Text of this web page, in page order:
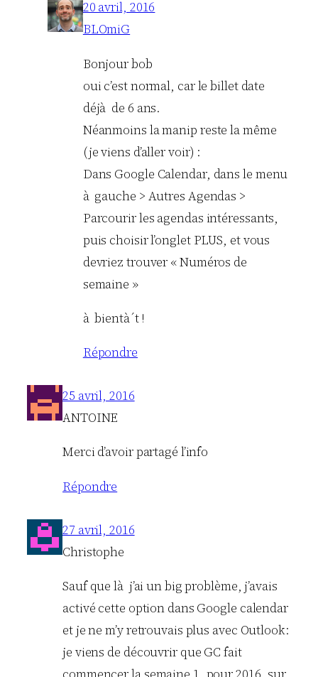
20 avril, 2016
BLOmiG
Bonjour bob
oui c’est normal, car le billet date
déjà de 6 ans.
Néanmoins la manip reste la même
(je viens d’aller voir) :
Dans Google Calendar, dans le menu
à gauche > Autres Agendas >
Parcourir les agendas intéressants,
puis choisir l’onglet PLUS, et vous
devriez trouver « Numéros de
semaine »
à bientà´t !
Répondre
25 avril, 2016
ANTOINE
Merci d’avoir partagé l’info
Répondre
27 avril, 2016
Christophe
Sauf que là j’ai un big problème, j’avais
activé cette option dans Google calendar
et je ne m’y retrouvais plus avec Outlook:
je viens de découvrir que GC fait